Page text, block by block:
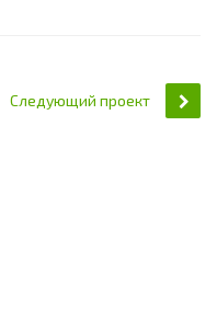
Следующий проект